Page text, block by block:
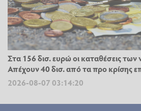
Στα 156 δισ. ευρώ οι καταθέσεις των
Απέχουν 40 δισ. από τα προ κρίσης
2026-08-07 03:14:20